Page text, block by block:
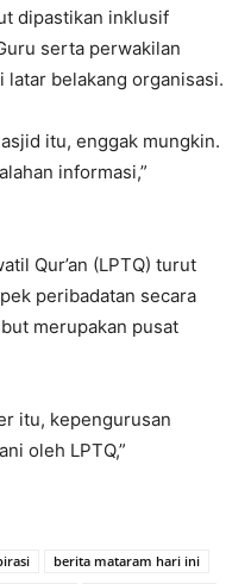
dipastikan inklusif
serta perwakilan
latar belakang organisasi.
itu, enggak mungkin.
informasi,”
Qur’an (LPTQ) turut
peribadatan secara
merupakan pusat
itu, kepengurusan
oleh LPTQ,”
berita mataram hari ini